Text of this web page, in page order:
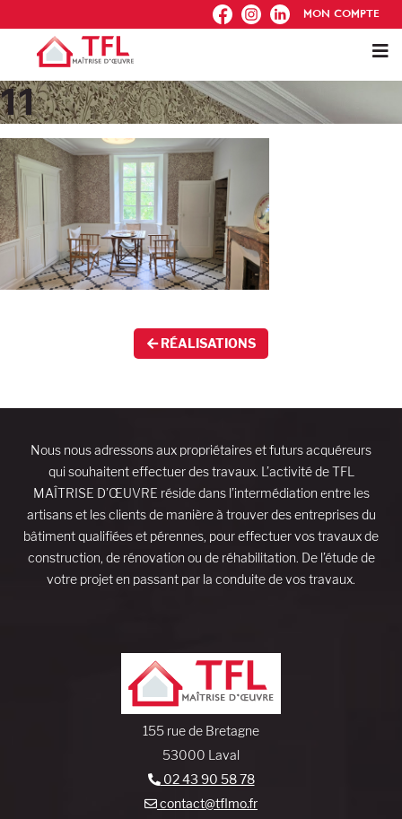
FB IG IN MON COMPTE
11
RÉALISATIONS
Nous nous adressons aux propriétaires et futurs acquéreurs
qui souhaitent effectuer des travaux. L’activité de TFL
MAÎTRISE D’ŒUVRE réside dans l’intermédiation entre les
artisans et les clients de manière à trouver des entreprises du
bâtiment qualifiées et pérennes, pour effectuer vos travaux de
construction, de rénovation ou de réhabilitation. De l’étude de
votre projet en passant par la conduite de vos travaux.
155 rue de Bretagne
53000 Laval
02 43 90 58 78
contact@tflmo.fr